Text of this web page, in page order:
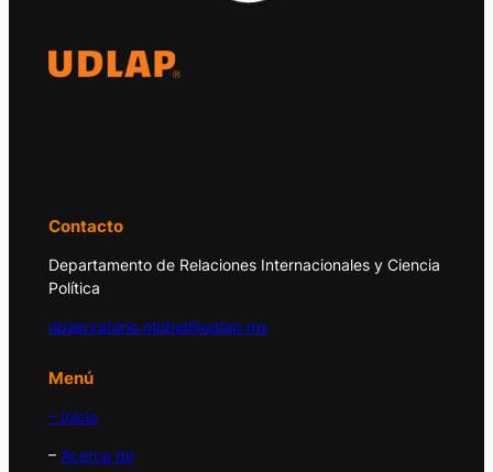
Contacto
Departamento de Relaciones Internacionales y Ciencia
Política
observatorio.global@udlap.mx
Menú
– Inicio
– Acerca de